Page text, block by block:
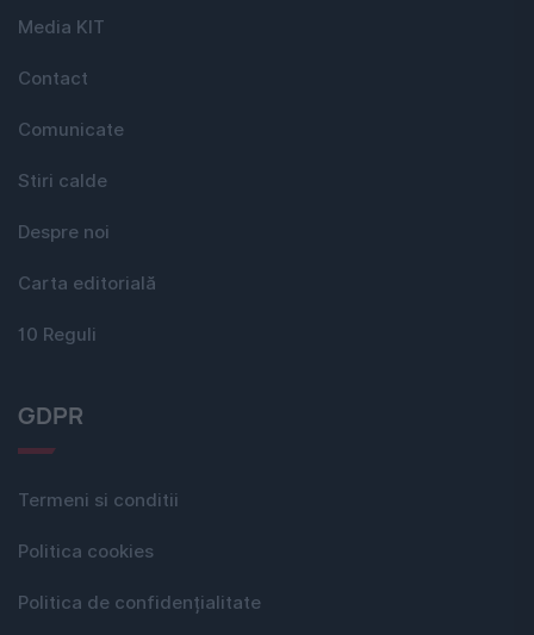
Media KIT
Contact
Comunicate
Stiri calde
Despre noi
Carta editorială
10 Reguli
GDPR
Termeni si conditii
Politica cookies
Politica de confidențialitate